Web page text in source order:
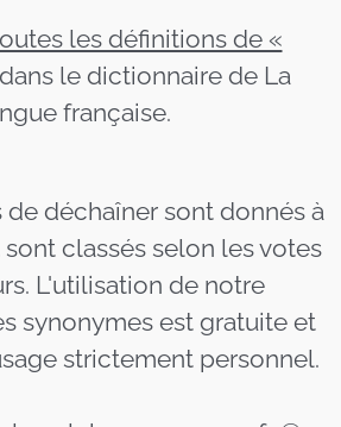
les définitions de «
dans le dictionnaire de La
française.
de déchaîner sont donnés à
classés selon les votes
L'utilisation de notre
synonymes est gratuite et
strictement personnel.